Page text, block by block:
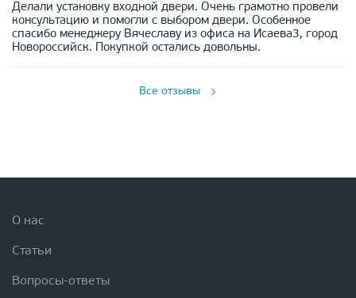
Делали установку входной двери. Очень грамотно провели
консультацию и помогли с выбором двери. Особенное
спасибо менеджеру Вячеславу из офиса на Исаева3, город
Новороссийск. Покупкой остались довольны.
Все отзывы
О нас
Статьи
Вопросы-ответы